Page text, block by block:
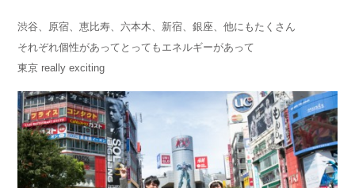
渋谷、原宿、恵比寿、六本木、新宿、銀座、他にもたくさん
それぞれ個性があってとってもエネルギーがあって
東京 really exciting